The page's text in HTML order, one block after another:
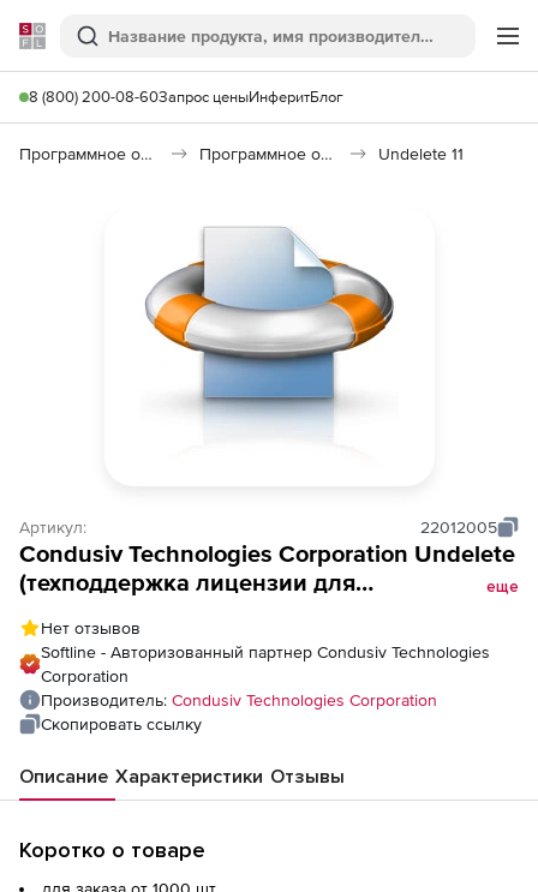
Softline
Поиск
8 (800) 200-08-60Запрос ценыИнферитБлог
Программное обеспечение для работы с файлами и дисками Программное обеспечение для восстановления данных Undelete 11
Артикул: 22012005
Condusiv Technologies Corporation Undelete
(техподдержка лицензии для
для версии Professional. Количество
лицензий
еще
Нет отзывов
Softline - Авторизованный партнер Condusiv Technologies
Corporation
Производитель: Condusiv Technologies Corporation
Скопировать ссылку
Описание Характеристики Отзывы
Коротко о товаре